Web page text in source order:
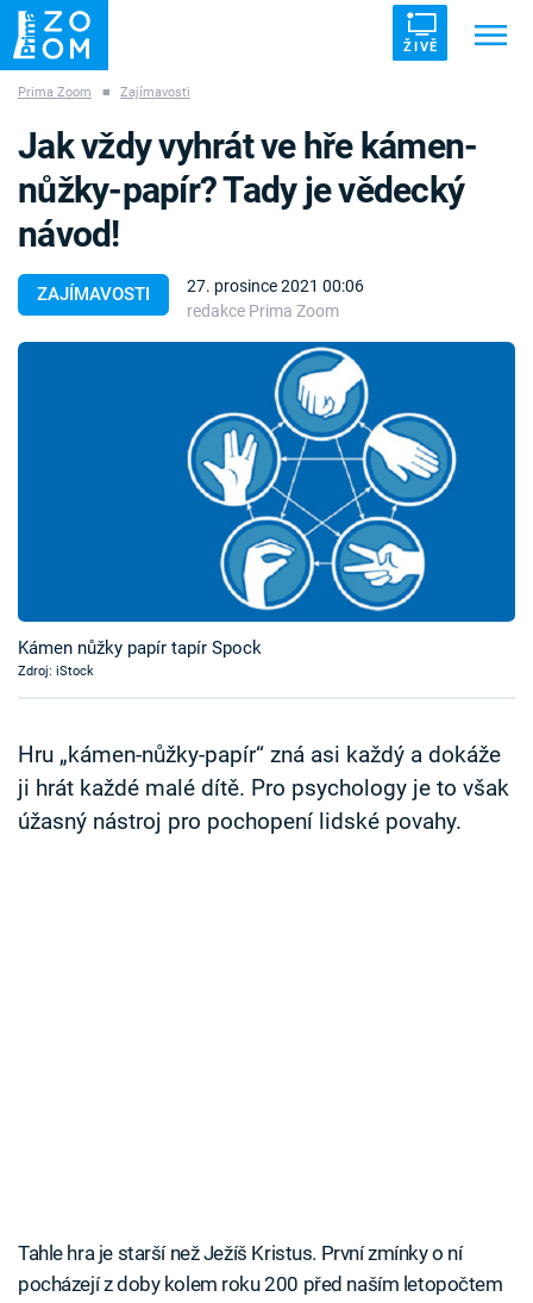
ŽIVĚ
ZÁHADY VETŘELCI DÁVNOVĚKU
Témata
Sledujte prima+
Sledujte nás
Prima Zoom ■ Zajímavosti
ZAJÍMAVOSTI
27. prosince 2021 00:06
redakce Prima Zoom
Jak vždy vyhrát ve hře kámen-
nůžky-papír? Tady je vědecký
návod!
Kámen nůžky papír tapír Spock
Zdroj: iStock
Hru „kámen-nůžky-papír“ zná asi každý a dokáže
ji hrát každé malé dítě. Pro psychology je to však
úžasný nástroj pro pochopení lidské povahy.
Tahle hra je starší než Ježíš Kristus. První zmínky o ní
pocházejí z doby kolem roku 200 před naším letopočtem